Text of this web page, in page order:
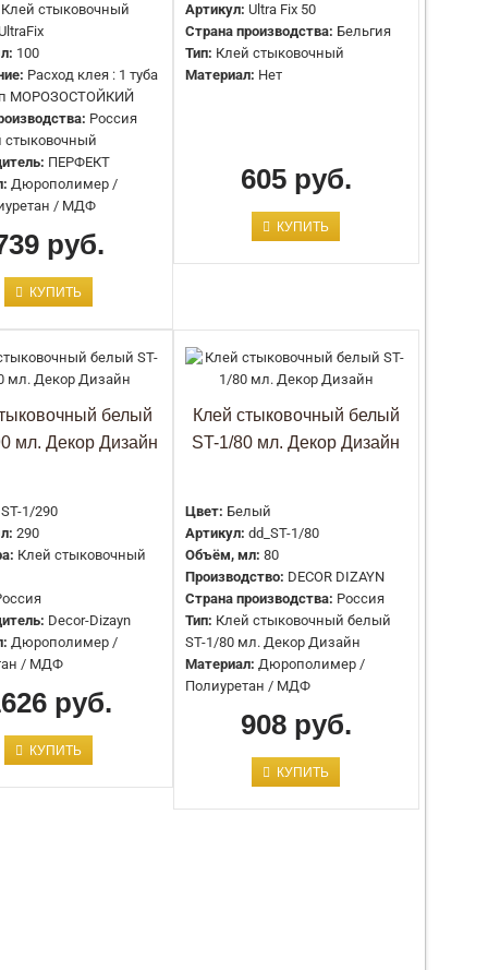
Применение:
Емкость: 310 мл
Артикул:
Материалы для склеивания: МДФ, Дерево,
Пластик
Тип:
Страна:
Производитель:
Емкость: 310 мл
Артикул: FDP500 DecoFix Pro
Тип: Клей монтажный
Производитель:
ORAC DECOR
Длина: 230 мм
DecoFix Extra Plus (Purotouch®,
Duropolymer®)
Усиленный универсальный
монтажный клей для пористых поверхностей и
внутреннего применения
Дополнительно:
Допускается работа при
температуре -5°C до +45°C
Артикул:
FDP550 DecoFix Pro Plus
Объём, мл:
Производство:
ORAC DECOR
Страна производства:
Бельгия
Клей стыковочный
100
Расход клея : 1 туба
МОРОЗОСТОЙКИЙ
Россия
стыковочный
ПЕРФЕКТ
Дюрополимер /
/ МДФ
руб.
КУПИТЬ
Артикул: Ultra Fix 50
Страна производства: Бельгия
Тип: Клей стыковочный
Материал: Нет
605 руб.
КУПИТЬ
белый
мл. Декор Дизайн
ST-1/290
290
Клей стыковочный
Decor-Dizayn
Дюрополимер /
/ МДФ
руб.
КУПИТЬ
Клей стыковочный белый
ST-1/80 мл. Декор Дизайн
Цвет: Белый
Артикул: dd_ST-1/80
Объём, мл: 80
Производство: DECOR DIZAYN
Страна производства: Россия
Тип: Клей стыковочный белый
ST-1/80 мл. Декор Дизайн
Материал: Дюрополимер /
Полиуретан / МДФ
908 руб.
КУПИТЬ